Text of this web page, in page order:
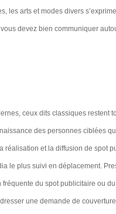
les arts et modes divers
devez bien communiquer
ceux dits classiques
des personnes ciblées
réalisation et la diffusion de spot
le plus suivi en déplacement.
fréquente du spot publicitaire ou
une demande de